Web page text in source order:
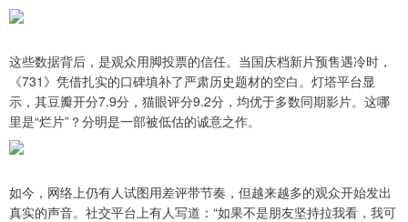
这些数据背后，是观众用脚投票的信任。当国庆档新片预售遇冷时，
《731》凭借扎实的口碑填补了严肃历史题材的空白。灯塔平台显
示，其豆瓣开分7.9分，猫眼评分9.2分，均优于多数同期影片。这哪
里是“烂片”？分明是一部被低估的诚意之作。
如今，网络上仍有人试图用差评带节奏，但越来越多的观众开始发出
真实的声音。社交平台上有人写道：“如果不是朋友坚持拉我看，我可